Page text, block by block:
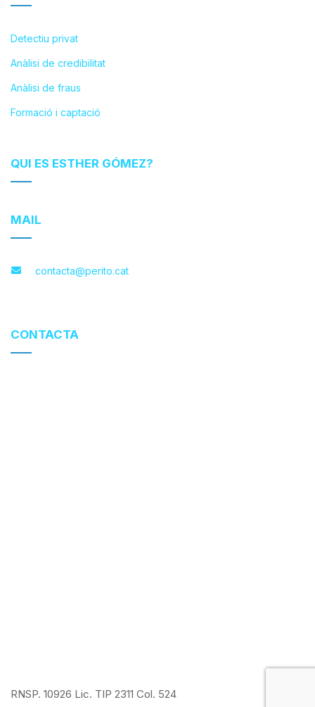
Detectiu privat
Anàlisi de credibilitat
Anàlisi de fraus
Formació i captació
QUI ES ESTHER GÓMEZ?
MAIL
contacta@perito.cat
CONTACTA
RNSP. 10926 Lic. TIP 2311 Col. 524